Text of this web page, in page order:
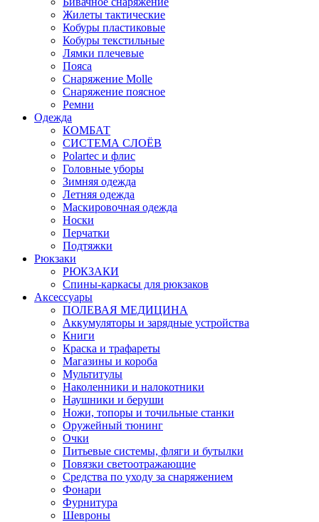
Жилеты тактические
Кобуры пластиковые
Кобуры текстильные
Лямки плечевые
Пояса
Снаряжение Molle
Снаряжение поясное
Ремни
Одежда
КОМБАТ
СИСТЕМА СЛОЁВ
Polartec и флис
Головные уборы
Зимняя одежда
Летняя одежда
Маскировочная одежда
Носки
Перчатки
Подтяжки
Рюкзаки
РЮКЗАКИ
Спины-каркасы для рюкзаков
Аксессуары
ПОЛЕВАЯ МЕДИЦИНА
Аккумуляторы и зарядные устройства
Книги
Краска и трафареты
Магазины и короба
Мультитулы
Наколенники и налокотники
Наушники и беруши
Ножи, топоры и точильные станки
Оружейный тюнинг
Очки
Питьевые системы, фляги и бутылки
Повязки светоотражающие
Средства по уходу за снаряжением
Фонари
Фурнитура
Шевроны